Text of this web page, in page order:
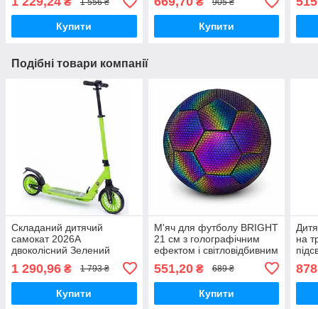
Купити
відбитком пальця
Купити
Подібні товари компанії
Складаний дитячий
самокат 2026А
двоколісний Зелений
1 290,96 ₴ 1 793 ₴
Купити
М'яч для футболу BRIGHT
21 см з голографічним
ефектом і світловідбивним
551,20₴ 689 ₴
Купити
на